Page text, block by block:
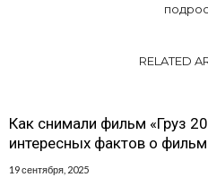
RELATED
Как снимали фильм «Груз
интересных фактов о
19 сентября, 2025